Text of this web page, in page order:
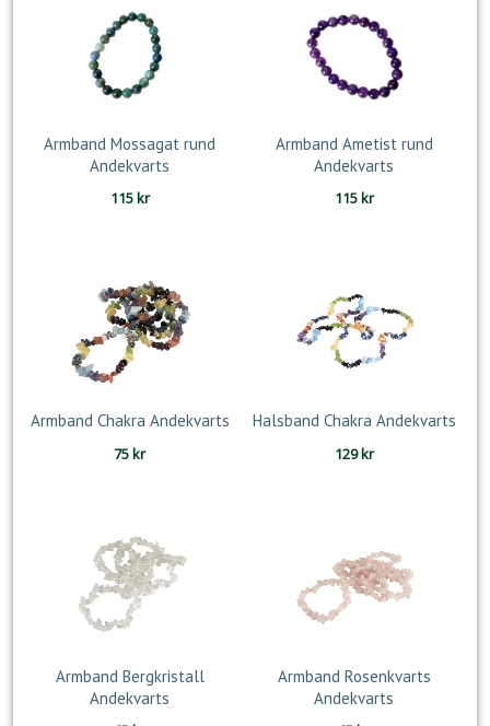
Armband Mossagat rund
Andekvarts
115kr
Armband Ametist rund
Andekvarts
115kr
Armband Chakra Andekvarts
75kr
Halsband Chakra Andekvarts
129kr
Armband Bergkristall
Andekvarts
Armband Rosenkvarts
Andekvarts